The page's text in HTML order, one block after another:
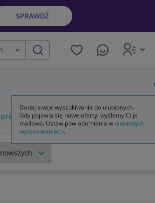
SPRAWDŹ
szukaj
zestawy prezentowe dla
Dodaj swoje wyszukiwania do ulubionych.
Gdy pojawią się nowe oferty, wyślemy Ci je
mailowo. Ustaw powiadomienia w ulubionych
wyszukiwaniach.